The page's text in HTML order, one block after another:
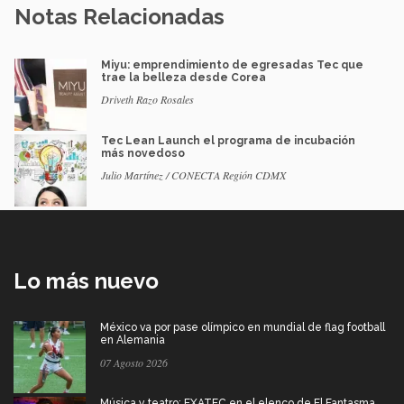
Notas Relacionadas
Miyu: emprendimiento de egresadas Tec que
trae la belleza desde Corea
Driveth Razo Rosales
Tec Lean Launch el programa de incubación
más novedoso
Julio Martínez / CONECTA Región CDMX
Lo más nuevo
México va por pase olímpico en mundial de flag football
en Alemania
07 Agosto 2026